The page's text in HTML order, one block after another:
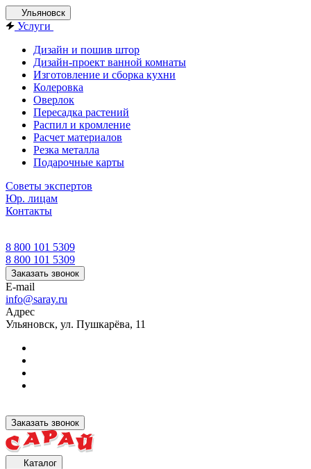
Ульяновск
Услуги
Дизайн и пошив штор
Дизайн-проект ванной комнаты
Изготовление и сборка кухни
Колеровка
Оверлок
Пересадка растений
Распил и кромление
Расчет материалов
Резка металла
Подарочные карты
Советы экспертов
Юр. лицам
Контакты
8 800 101 5309
8 800 101 5309
Заказать звонок
E-mail
info@saray.ru
Адрес
Ульяновск, ул. Пушкарёва, 11
Заказать звонок
Каталог